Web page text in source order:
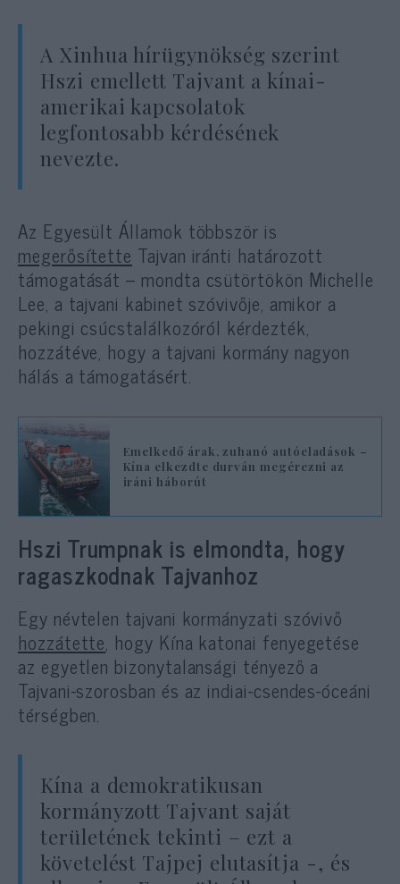
A Xinhua hírügynökség szerint
Hszi emellett Tajvant a kínai-
amerikai kapcsolatok
legfontosabb kérdésének
nevezte.
Az Egyesült Államok többször is
megerősítette Tajvan iránti határozott
támogatását – mondta csütörtökön Michelle
Lee, a tajvani kabinet szóvivője, amikor a
pekingi csúcstalálkozóról kérdezték,
hozzátéve, hogy a tajvani kormány nagyon
hálás a támogatásért.
Emelkedő árak, zuhanó autóeladások –
Kína elkezdte durván megérezni az
iráni háborút
Hszi Trumpnak is elmondta, hogy
ragaszkodnak Tajvanhoz
Egy névtelen tajvani kormányzati szóvivő
hozzátette, hogy Kína katonai fenyegetése
az egyetlen bizonytalansági tényező a
Tajvani-szorosban és az indiai-csendes-óceáni
térségben.
Kína a demokratikusan
kormányzott Tajvant saját
területének tekinti – ezt a
követelést Tajpej elutasítja -, és